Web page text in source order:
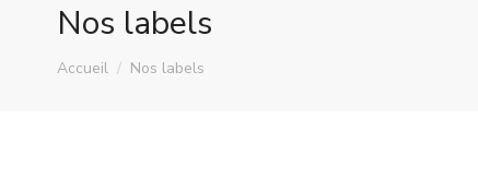
Nos labels
Vous êtes ici :
Accueil Nos labels